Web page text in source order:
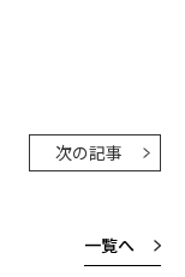
次の記事
一覧へ